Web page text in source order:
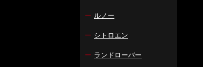
ー ルノー
ー シトロエン
ー ランドローバー